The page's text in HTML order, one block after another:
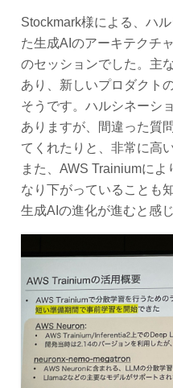
Stockmark様による、ハ
た生成AIのアーキテクチ
のセッションでした。主
あり、新しいプロダクト
そうです。ハルシネーシ
ありますが、間違った質
てくれたりと、非常に高
また、AWS Trainiumに
なり下がっていることも
生成AIの進化が進むと感じ